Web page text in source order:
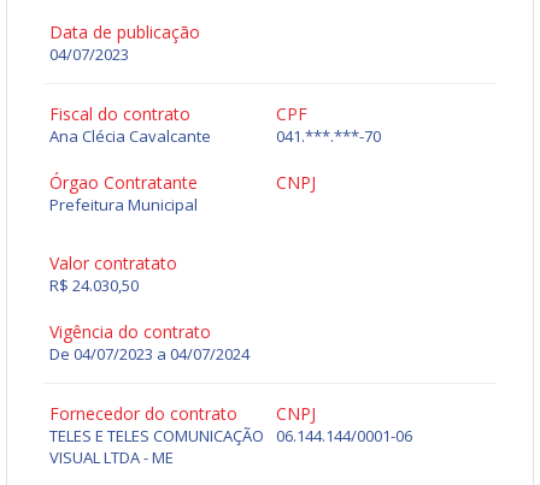
Data de publicação
04/07/2023
Fiscal do contrato
Ana Clécia Cavalcante
CPF
041.***.***-70
Órgao Contratante
Prefeitura Municipal
CNPJ
Valor contratato
R$ 24.030,50
Vigência do contrato
De 04/07/2023 a 04/07/2024
Fornecedor do contrato
TELES E TELES COMUNICAÇÃO
VISUAL LTDA - ME
CNPJ
06.144.144/0001-06